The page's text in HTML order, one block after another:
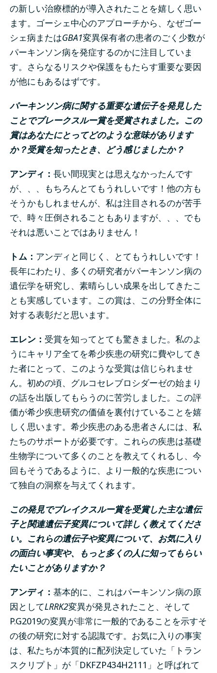
の新しい治療標的が導入されたことを嬉しく思い
ます。ゴーシェ中心のアプローチから、なぜゴー
シェ病またはGBA1変異保有者の患者のごく少数が
パーキンソン病を発症するのかに注目していま
す。さらなるリスクや保護をもたらす重要な要因
が他にもあるはずです。
パーキンソン病に関する重要な遺伝子を発見した
ことでブレークスルー賞を受賞されました。この
賞はあなたにとってどのような意味があります
か？受賞を知ったとき、どう感じましたか？
アンディ： 長い間現実とは思えなかったんです
が、、、もちろんとてもうれしいです！他の方も
そうかもしれませんが、私は注目されるのが苦手
で、時々圧倒されることもありますが、、、でも
それは悪いことではありません！
トム： アンディと同じく、とてもうれしいです！
長年にわたり、多くの研究者がパーキンソン病の
遺伝学を研究し、素晴らしい成果を出してきたこ
とも実感しています。この賞は、この分野全体に
対する表彰だと思います。
エレン： 受賞を知ってとても驚きました。私のよ
うにキャリア全てを希少疾患の研究に費やしてき
た者にとって、このような受賞は信じられませ
ん。初めの頃、グルコセレブロシダーゼの始まり
の話を出版してもらうのに苦労しました。この評
価が希少疾患研究の価値を裏付けていることを嬉
しく思います。希少疾患のある患者さんには、私
たちのサポートが必要です。これらの疾患は基礎
生物学について多くのことを教えてくれるし、今
回もそうであるように、より一般的な疾患につい
て独自の洞察を与えてくれます。
この発見でブレイクスルー賞を受賞した主な遺伝
子と関連遺伝子変異について詳しく教えてくださ
い。これらの遺伝子や変異について、お気に入り
の面白い事実や、もっと多くの人に知ってもらい
たいことがありますか？
アンディ： 基本的に、これはパーキンソン病の原
因としてLRRK2変異が発見されたこと、そして
P.G2019の変異が非常に一般的であることを示すそ
の後の研究に対する認識です。お気に入りの事実
は、私たちが本質的に配列決定していた「トラン
スクリプト」が「DKFZP434H2111」と呼ばれて